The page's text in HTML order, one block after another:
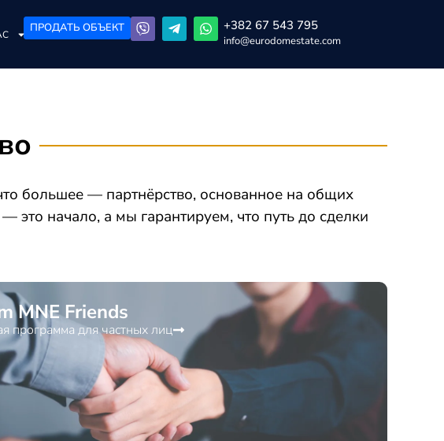
ПРОДАТЬ ОБЪЕКТ +382 67 543 795
info@eurodomestate.com
большее — партнёрство, основанное на общих
это начало, а мы гарантируем, что путь до сделки
MNE Friends
программа для частных лиц